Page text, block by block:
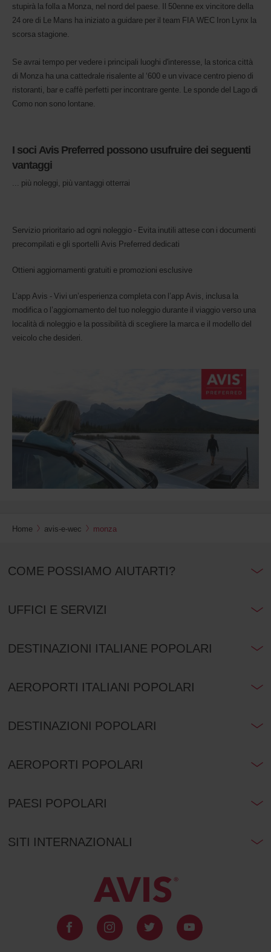
stupirà la folla a Monza, nel nord del paese. Il 50enne ex vincitore della
24 ore di Le Mans ha iniziato a guidare per il team FIA WEC Iron Lynx la
scorsa stagione.
Se avrai tempo per vedere i principali luoghi d'interesse, la storica città
di Monza ha una cattedrale risalente al ‘600 e un vivace centro pieno di
ristoranti, bar e caffè perfetti per incontrare gente. Le sponde del Lago di
Como non sono lontane.
I soci Avis Preferred possono usufruire dei seguenti
vantaggi
... più noleggi, più vantaggi otterrai
Servizio prioritario ad ogni noleggio - Evita inutili attese con i documenti
precompilati e gli sportelli Avis Preferred dedicati
Ottieni aggiornamenti gratuiti e promozioni esclusive
L’app Avis - Vivi un’esperienza completa con l’app Avis, inclusa la
modifica o l’aggiornamento del tuo noleggio durante il viaggio verso una
località di noleggio e la possibilità di scegliere la marca e il modello del
veicolo che desideri.
Home avis-e-wec monza
COME POSSIAMO AIUTARTI?
UFFICI E SERVIZI
DESTINAZIONI ITALIANE POPOLARI
AEROPORTI ITALIANI POPOLARI
DESTINAZIONI POPOLARI
AEROPORTI POPOLARI
PAESI POPOLARI
SITI INTERNAZIONALI